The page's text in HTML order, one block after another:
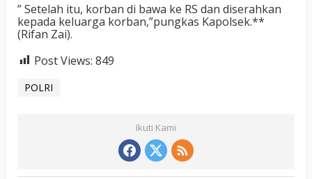
” Setelah itu, korban di bawa ke RS dan diserahkan
kepada keluarga korban,”pungkas Kapolsek.**
(Rifan Zai).
Post Views: 849
POLRI
Ikuti Kami